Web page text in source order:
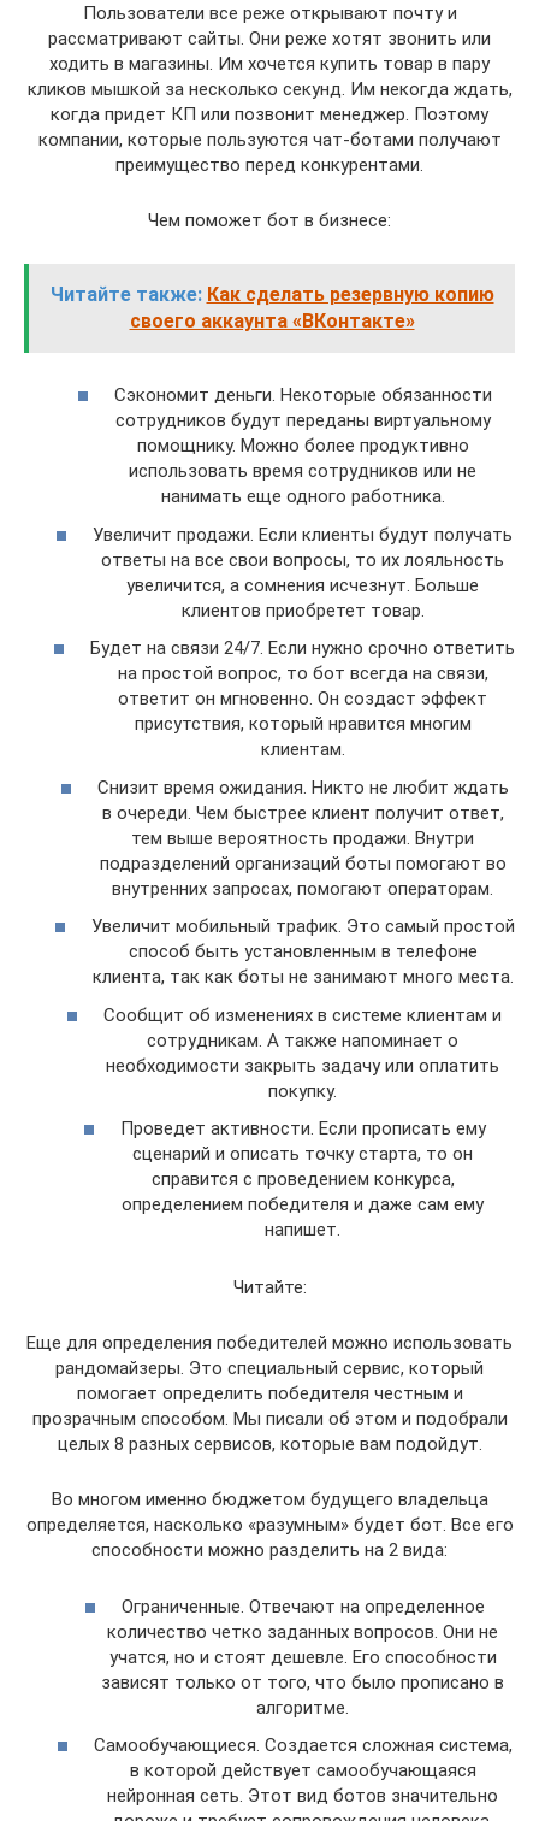
Пользователи все реже открывают почту и
рассматривают сайты. Они реже хотят звонить или
ходить в магазины. Им хочется купить товар в пару
кликов мышкой за несколько секунд. Им некогда ждать,
когда придет КП или позвонит менеджер. Поэтому
компании, которые пользуются чат-ботами получают
преимущество перед конкурентами.
Чем поможет бот в бизнесе:
Читайте также: Как сделать резервную копию
своего аккаунта «ВКонтакте»
Сэкономит деньги. Некоторые обязанности
сотрудников будут переданы виртуальному
помощнику. Можно более продуктивно
использовать время сотрудников или не
нанимать еще одного работника.
Увеличит продажи. Если клиенты будут получать
ответы на все свои вопросы, то их лояльность
увеличится, а сомнения исчезнут. Больше
клиентов приобретет товар.
Будет на связи 24/7. Если нужно срочно ответить
на простой вопрос, то бот всегда на связи,
ответит он мгновенно. Он создаст эффект
присутствия, который нравится многим
клиентам.
Снизит время ожидания. Никто не любит ждать
в очереди. Чем быстрее клиент получит ответ,
тем выше вероятность продажи. Внутри
подразделений организаций боты помогают во
внутренних запросах, помогают операторам.
Увеличит мобильный трафик. Это самый простой
способ быть установленным в телефоне
клиента, так как боты не занимают много места.
Сообщит об изменениях в системе клиентам и
сотрудникам. А также напоминает о
необходимости закрыть задачу или оплатить
покупку.
Проведет активности. Если прописать ему
сценарий и описать точку старта, то он
справится с проведением конкурса,
определением победителя и даже сам ему
напишет.
Читайте:
Еще для определения победителей можно использовать
рандомайзеры. Это специальный сервис, который
помогает определить победителя честным и
прозрачным способом. Мы писали об этом и подобрали
целых 8 разных сервисов, которые вам подойдут.
Во многом именно бюджетом будущего владельца
определяется, насколько «разумным» будет бот. Все его
способности можно разделить на 2 вида:
Ограниченные. Отвечают на определенное
количество четко заданных вопросов. Они не
учатся, но и стоят дешевле. Его способности
зависят только от того, что было прописано в
алгоритме.
Самообучающиеся. Создается сложная система,
в которой действует самообучающаяся
нейронная сеть. Этот вид ботов значительно